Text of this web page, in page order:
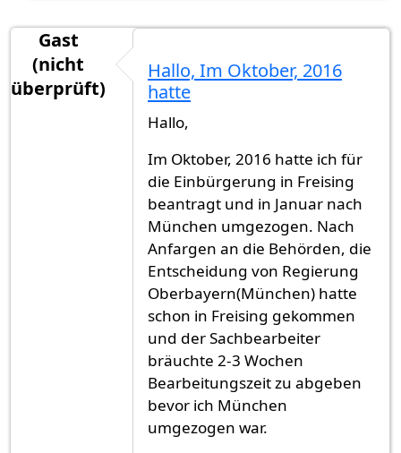
Gast
(nicht
überprüft)
Hallo, Im Oktober, 2016
hatte
Hallo,
Im Oktober, 2016 hatte ich für
die Einbürgerung in Freising
beantragt und in Januar nach
München umgezogen. Nach
Anfargen an die Behörden, die
Entscheidung von Regierung
Oberbayern(München) hatte
schon in Freising gekommen
und der Sachbearbeiter
bräuchte 2-3 Wochen
Bearbeitungszeit zu abgeben
bevor ich München
umgezogen war.